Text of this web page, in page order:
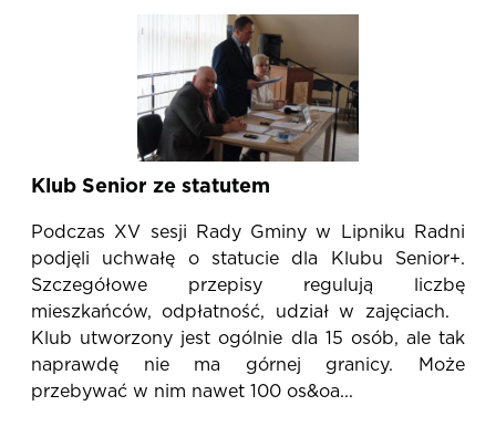
Klub Senior ze statutem
Podczas XV sesji Rady Gminy w Lipniku Radni
podjęli uchwałę o statucie dla Klubu Senior+.
Szczegółowe przepisy regulują liczbę
mieszkańców, odpłatność, udział w zajęciach.
Klub utworzony jest ogólnie dla 15 osób, ale tak
naprawdę nie ma górnej granicy. Może
przebywać w nim nawet 100 os&oa...